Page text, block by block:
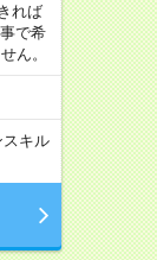
れば
で希
ん。
キル